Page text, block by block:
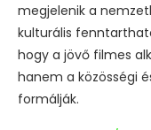
megjelenik a
kulturális
hogy a jövő filmes
hanem a közösségi
formálják.